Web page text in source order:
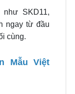
SKD11,
ngay từ đầu
cùng.
Mẫu Việt